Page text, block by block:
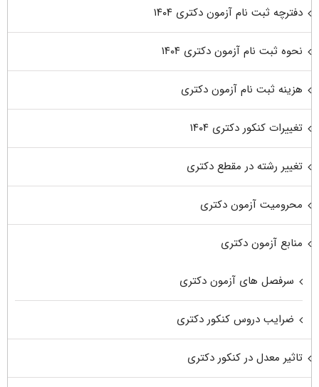
دفترچه ثبت نام آزمون دکتری ۱۴۰۴
نحوه ثبت نام آزمون دکتری ۱۴۰۴
هزینه ثبت نام آزمون دکتری
تغییرات کنکور دکتری ۱۴۰۴
تغییر رشته در مقطع دکتری
محرومیت آزمون دکتری
منابع آزمون دکتری
سرفصل های آزمون دکتری
ضرایب دروس کنکور دکتری
تاثیر معدل در کنکور دکتری